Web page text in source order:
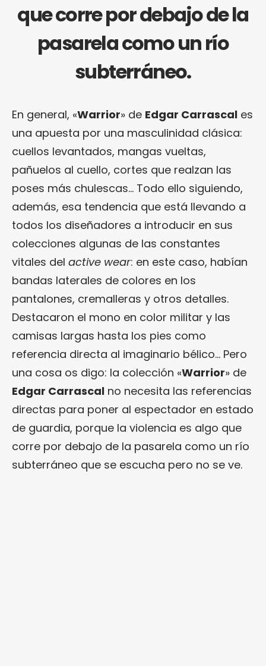
que corre por debajo de la
pasarela como un río
subterráneo.
En general, «Warrior» de Edgar Carrascal es
una apuesta por una masculinidad clásica:
cuellos levantados, mangas vueltas,
pañuelos al cuello, cortes que realzan las
poses más chulescas… Todo ello siguiendo,
además, esa tendencia que está llevando a
todos los diseñadores a introducir en sus
colecciones algunas de las constantes
vitales del active wear: en este caso, habían
bandas laterales de colores en los
pantalones, cremalleras y otros detalles.
Destacaron el mono en color militar y las
camisas largas hasta los pies como
referencia directa al imaginario bélico… Pero
una cosa os digo: la colección «Warrior» de
Edgar Carrascal no necesita las referencias
directas para poner al espectador en estado
de guardia, porque la violencia es algo que
corre por debajo de la pasarela como un río
subterráneo que se escucha pero no se ve.